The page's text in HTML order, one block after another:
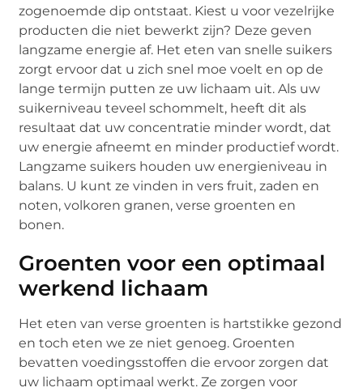
zogenoemde dip ontstaat. Kiest u voor vezelrijke
producten die niet bewerkt zijn? Deze geven
langzame energie af. Het eten van snelle suikers
zorgt ervoor dat u zich snel moe voelt en op de
lange termijn putten ze uw lichaam uit. Als uw
suikerniveau teveel schommelt, heeft dit als
resultaat dat uw concentratie minder wordt, dat
uw energie afneemt en minder productief wordt.
Langzame suikers houden uw energieniveau in
balans. U kunt ze vinden in vers fruit, zaden en
noten, volkoren granen, verse groenten en
bonen.
Groenten voor een optimaal
werkend lichaam
Het eten van verse groenten is hartstikke gezond
en toch eten we ze niet genoeg. Groenten
bevatten voedingsstoffen die ervoor zorgen dat
uw lichaam optimaal werkt. Ze zorgen voor